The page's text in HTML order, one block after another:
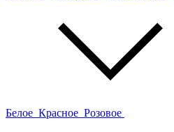
Белое Красное Розовое